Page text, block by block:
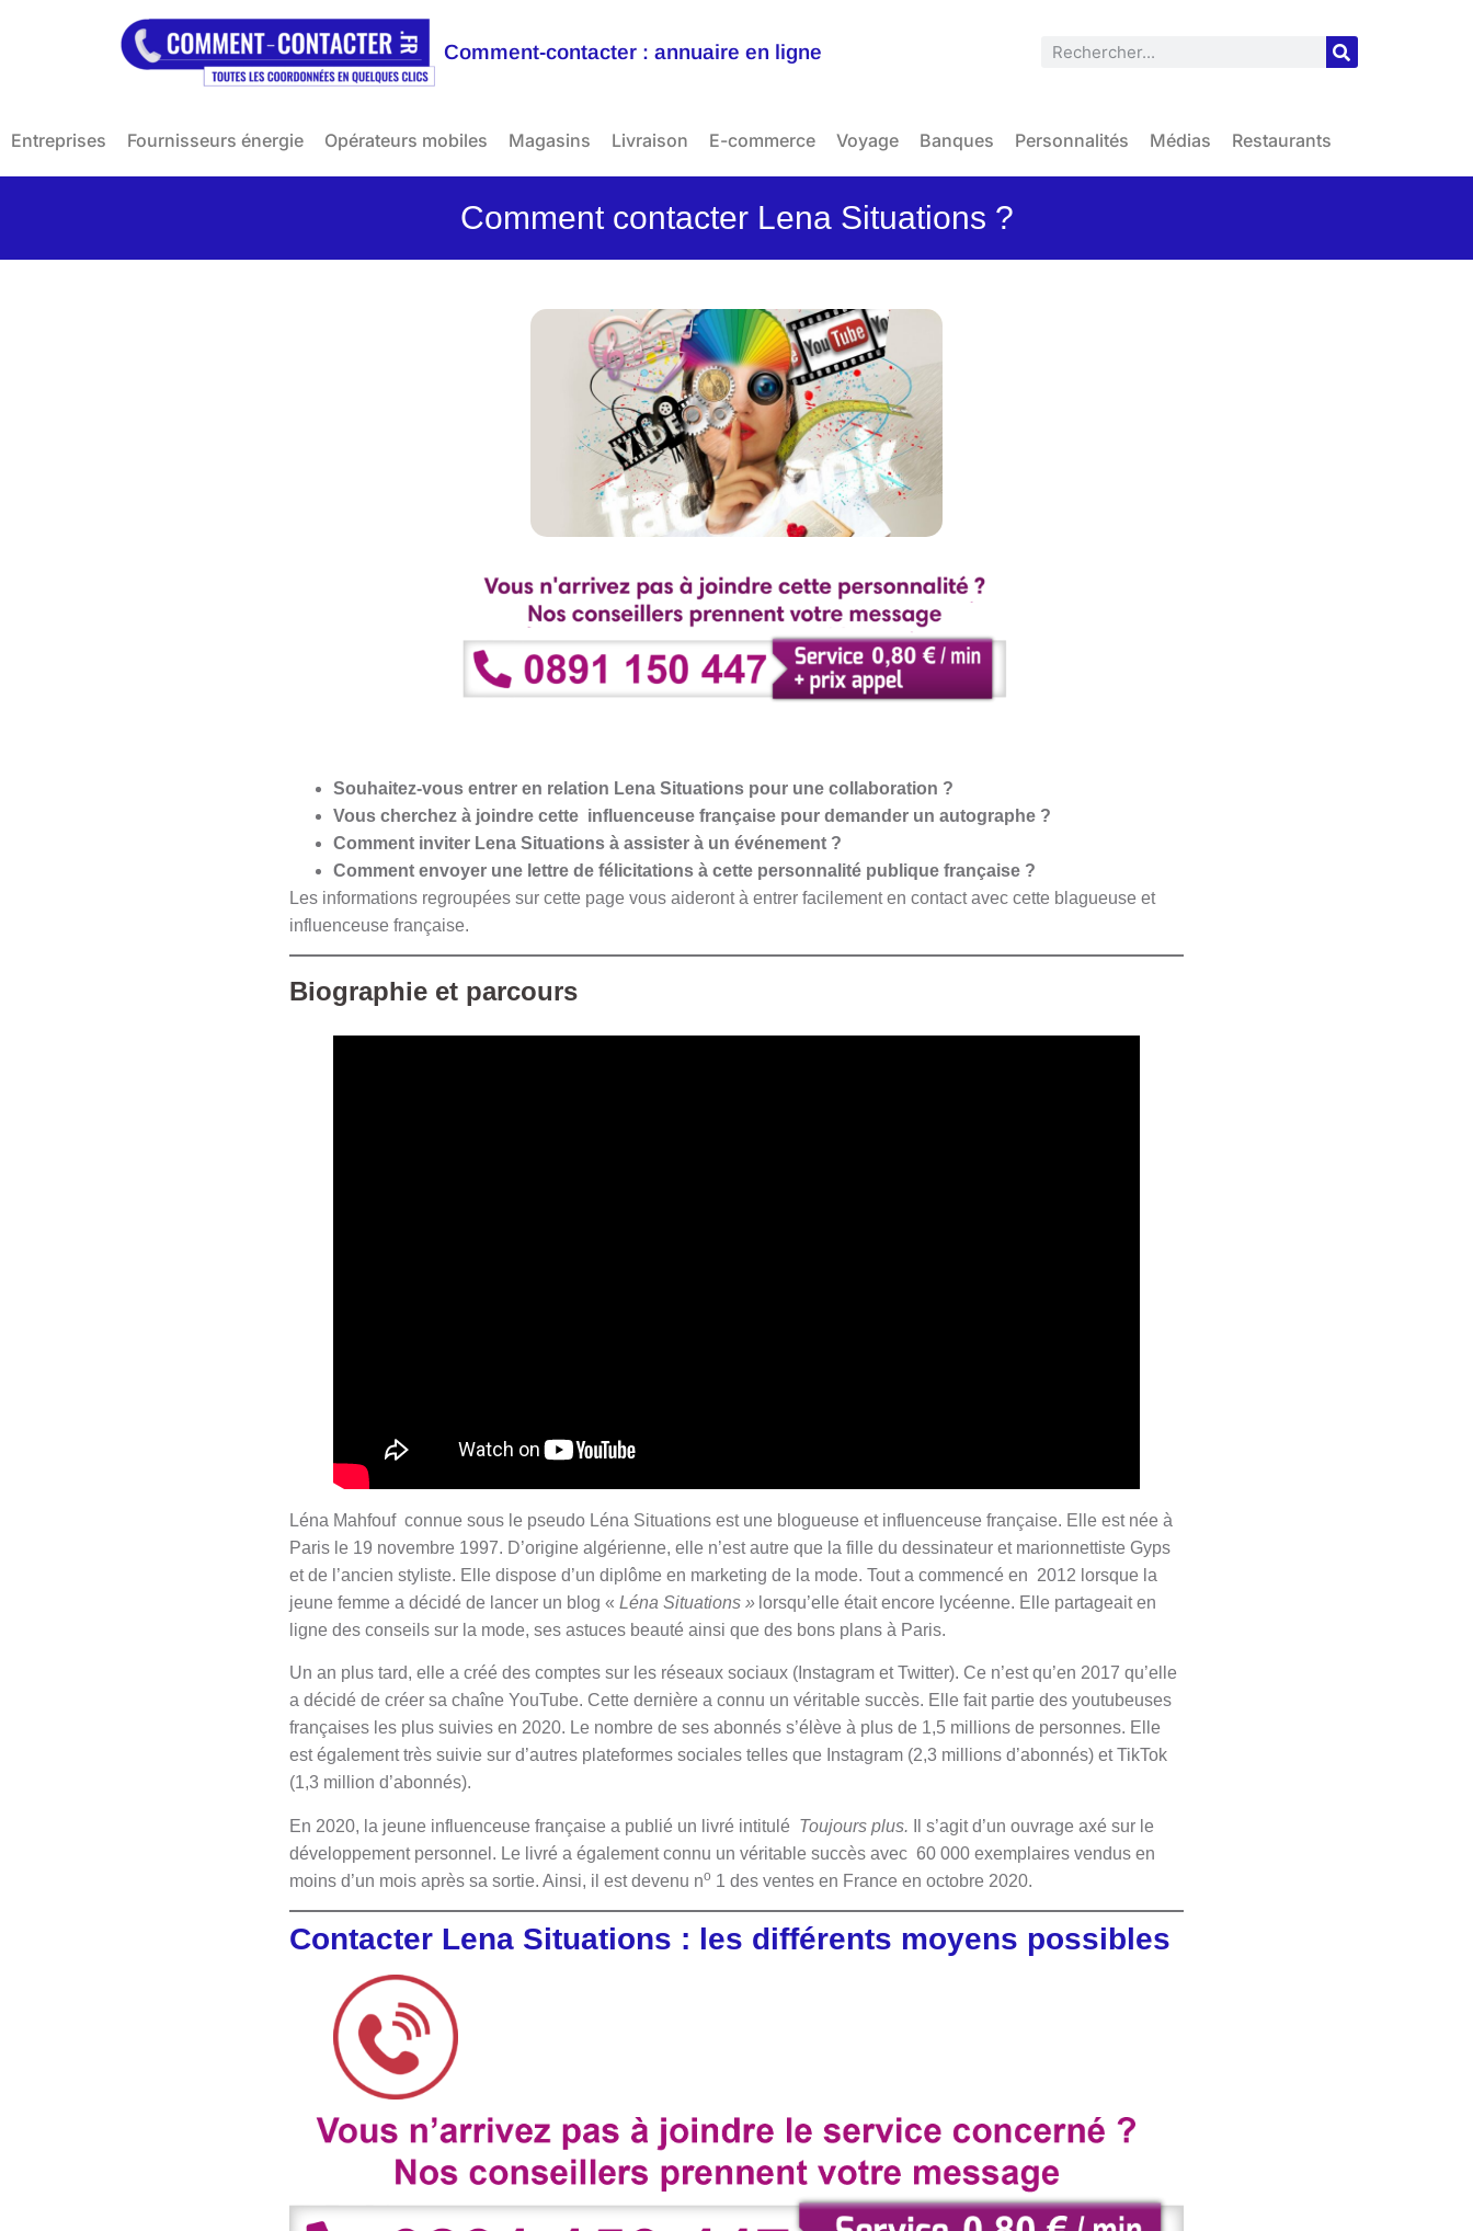
Comment-contacter : annuaire en ligne
Entreprises Fournisseurs énergie Opérateurs mobiles Magasins Livraison E-commerce Voyage Banques Personnalités Médias Restaurants
Comment contacter Lena Situations ?
Souhaitez-vous entrer en relation Lena Situations pour une collaboration ?
Vous cherchez à joindre cette influenceuse française pour demander un autographe ?
Comment inviter Lena Situations à assister à un événement ?
Comment envoyer une lettre de félicitations à cette personnalité publique française ?
Les informations regroupées sur cette page vous aideront à entrer facilement en contact avec cette blagueuse et
influenceuse française.
Biographie et parcours
Léna Mahfouf connue sous le pseudo Léna Situations est une blogueuse et influenceuse française. Elle est née à
Paris le 19 novembre 1997. D’origine algérienne, elle n’est autre que la fille du dessinateur et marionnettiste Gyps
et de l’ancien styliste. Elle dispose d’un diplôme en marketing de la mode. Tout a commencé en 2012 lorsque la
jeune femme a décidé de lancer un blog « Léna Situations » lorsqu’elle était encore lycéenne. Elle partageait en
ligne des conseils sur la mode, ses astuces beauté ainsi que des bons plans à Paris.
Un an plus tard, elle a créé des comptes sur les réseaux sociaux (Instagram et Twitter). Ce n’est qu’en 2017 qu’elle
a décidé de créer sa chaîne YouTube. Cette dernière a connu un véritable succès. Elle fait partie des youtubeuses
françaises les plus suivies en 2020. Le nombre de ses abonnés s’élève à plus de 1,5 millions de personnes. Elle
est également très suivie sur d’autres plateformes sociales telles que Instagram (2,3 millions d’abonnés) et TikTok
(1,3 million d’abonnés).
En 2020, la jeune influenceuse française a publié un livré intitulé Toujours plus.
Il s’agit d’un ouvrage axé sur le
développement personnel. Le livré a également connu un véritable succès avec 60 000 exemplaires vendus en
moins d’un mois après sa sortie. Ainsi, il est devenu no 1 des ventes en France en octobre 2020.
Contacter Lena Situations : les différents moyens possibles